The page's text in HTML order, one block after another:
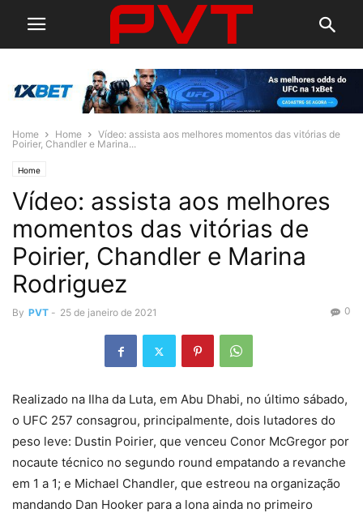
Home Home
Vídeo: assista aos melhores momentos das vitórias de
Poirier, Chandler e Marina...
Home
Vídeo: assista aos melhores
momentos das vitórias de
Poirier, Chandler e Marina
Rodriguez
By PVT - 25 de janeiro de 2021 0
Realizado na Ilha da Luta, em Abu Dhabi, no último sábado,
o UFC 257 consagrou, principalmente, dois lutadores do
peso leve: Dustin Poirier, que venceu Conor McGregor por
nocaute técnico no segundo round empatando a revanche
em 1 a 1; e Michael Chandler, que estreou na organização
mandando Dan Hooker para a lona ainda no primeiro